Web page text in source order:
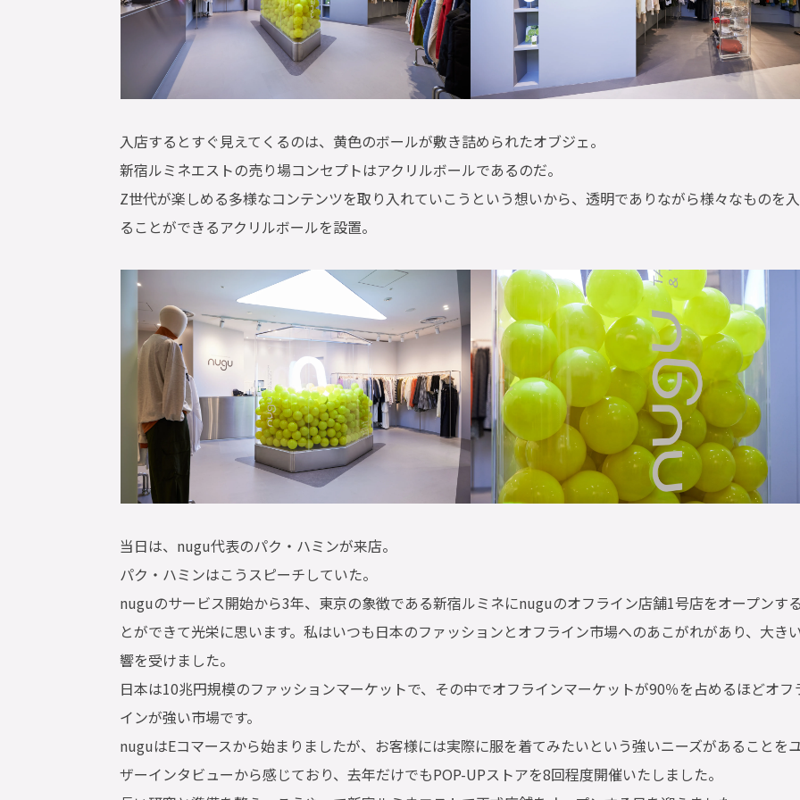
入店するとすぐ見えてくるのは、黄色のボールが敷き詰められたオブジェ。
新宿ルミネエストの売り場コンセプトはアクリルボールであるのだ。
Z世代が楽しめる多様なコンテンツを取り入れていこうという想いから、透明でありながら様々なものを
ることができるアクリルボールを設置。
当日は、nugu代表のパク・ハミンが来店。
パク・ハミンはこうスピーチしていた。
nuguのサービス開始から3年、東京の象徴である新宿ルミネにnuguのオフライン店舗1号店をオープンす
とができて光栄に思います。私はいつも日本のファッションとオフライン市場へのあこがれがあり、大き
響を受けました。
日本は10兆円規模のファッションマーケットで、その中でオフラインマーケットが90％を占めるほどオフ
インが強い市場です。
nuguはEコマースから始まりましたが、お客様には実際に服を着てみたいという強いニーズがあることを
ザーインタビューから感じており、去年だけでもPOP-UPストアを8回程度開催いたしました。